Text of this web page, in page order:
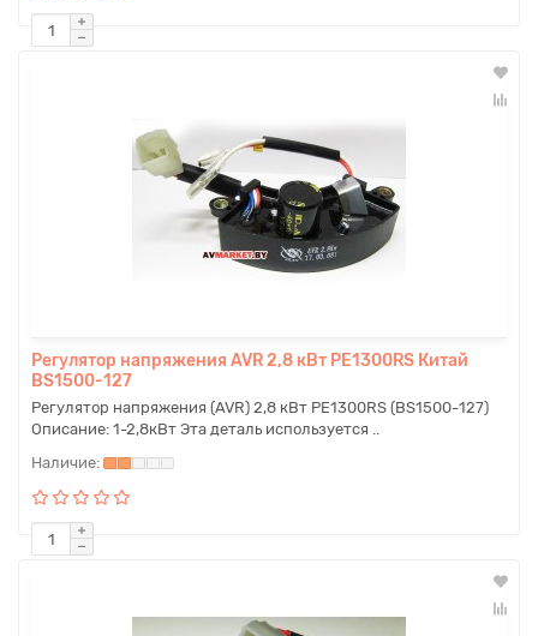
Регулятор напряжения AVR 2,8 кВт PE1300RS Китай
BS1500-127
Регулятор напряжения (AVR) 2,8 кВт PE1300RS (BS1500-127)
Описание: 1-2,8кВт Эта деталь используется ..